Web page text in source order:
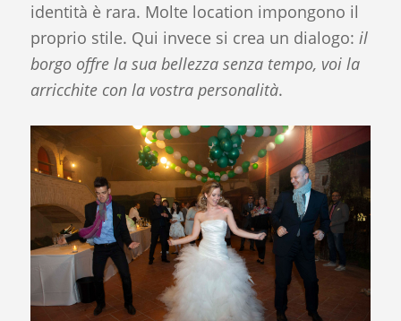
identità è rara. Molte location impongono il
proprio stile. Qui invece si crea un dialogo: il
borgo offre la sua bellezza senza tempo, voi la
arricchite con la vostra personalità.